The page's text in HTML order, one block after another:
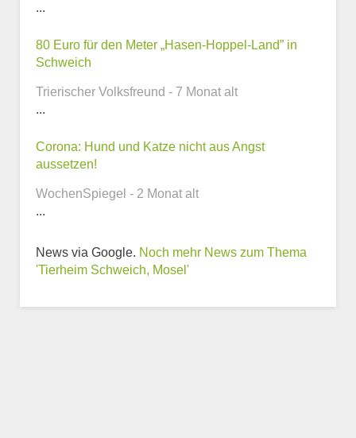
zum Tierheim
Trägerverein
...
80 Euro für den Meter „Hasen-Hoppel-Land” in
Schweich
Trierischer Volksfreund - 7 Monat alt
...
Corona: Hund und Katze nicht aus Angst
aussetzen!
WochenSpiegel - 2 Monat alt
...
News via Google. Noch mehr News zum Thema
'Tierheim Schweich, Mosel'